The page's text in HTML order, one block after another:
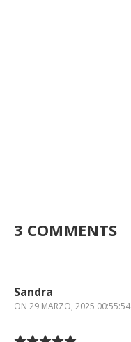
3 COMMENTS
Sandra
ON 29 MARZO, 2025 00:55:54